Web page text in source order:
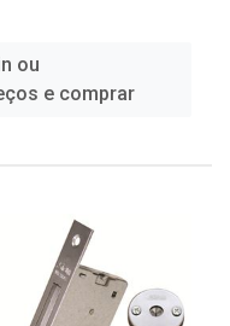
ou
e comprar